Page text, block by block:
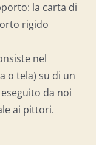
la carta di
rigido
nel
o tela) su di un
da noi
ai pittori.